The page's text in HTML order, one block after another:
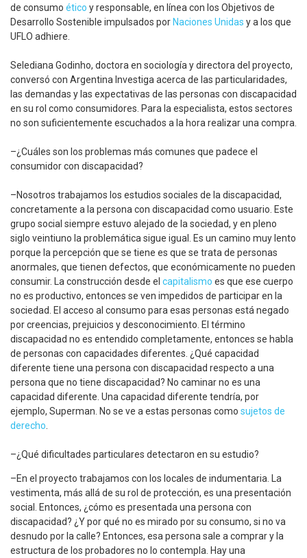
de consumo ético y responsable, en línea con los Objetivos de
Desarrollo Sostenible impulsados por Naciones Unidas y a los que
UFLO adhiere.
Selediana Godinho, doctora en sociología y directora del proyecto,
conversó con Argentina Investiga acerca de las particularidades,
las demandas y las expectativas de las personas con discapacidad
en su rol como consumidores. Para la especialista, estos sectores
no son suficientemente escuchados a la hora realizar una compra.
–¿Cuáles son los problemas más comunes que padece el
consumidor con discapacidad?
–Nosotros trabajamos los estudios sociales de la discapacidad,
concretamente a la persona con discapacidad como usuario. Este
grupo social siempre estuvo alejado de la sociedad, y en pleno
siglo veintiuno la problemática sigue igual. Es un camino muy lento
porque la percepción que se tiene es que se trata de personas
anormales, que tienen defectos, que económicamente no pueden
consumir. La construcción desde el capitalismo es que ese cuerpo
no es productivo, entonces se ven impedidos de participar en la
sociedad. El acceso al consumo para esas personas está negado
por creencias, prejuicios y desconocimiento. El término
discapacidad no es entendido completamente, entonces se habla
de personas con capacidades diferentes. ¿Qué capacidad
diferente tiene una persona con discapacidad respecto a una
persona que no tiene discapacidad? No caminar no es una
capacidad diferente. Una capacidad diferente tendría, por
ejemplo, Superman. No se ve a estas personas como sujetos de
derecho
–¿Qué dificultades particulares detectaron en su estudio?
–En el proyecto trabajamos con los locales de indumentaria. La
vestimenta, más allá de su rol de protección, es una presentación
social. Entonces, ¿cómo es presentada una persona con
discapacidad? ¿Y por qué no es mirado por su consumo, si no va
desnudo por la calle? Entonces, esa persona sale a comprar y la
estructura de los probadores no lo contempla. Hay una